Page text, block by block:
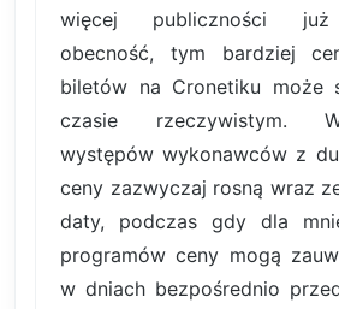
więcej publiczności już
obecność, tym bardziej
biletów na Cronetiku może
czasie rzeczywistym.
występów wykonawców z
ceny zazwyczaj rosną wraz
daty, podczas gdy dla
programów ceny mogą
w dniach bezpośrednio